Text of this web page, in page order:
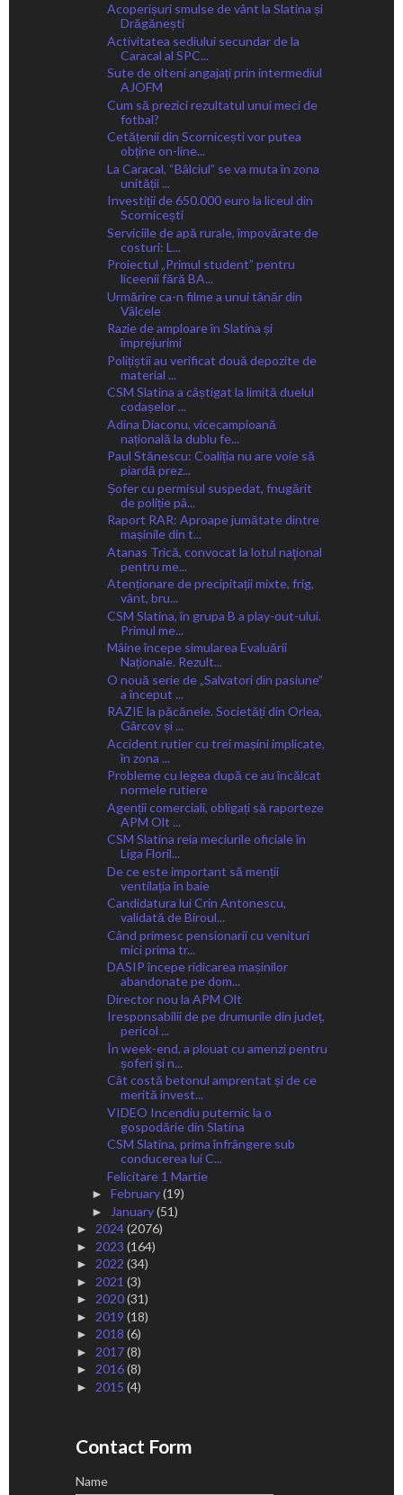
Acoperișuri smulse de vânt la Slatina și
Drăgănești
Activitatea sediului secundar de la
Caracal al SPC...
Sute de olteni angajați prin intermediul
AJOFM
Cum să prezici rezultatul unui meci de
fotbal?
Cetățenii din Scornicești vor putea
obține on-line...
La Caracal, “Bâlciul” se va muta în zona
unității ...
Investiții de 650.000 euro la liceul din
Scornicești
Serviciile de apă rurale, împovărate de
costuri: L...
Proiectul „Primul student” pentru
liceenii fără BA...
Urmărire ca-n filme a unui tânăr din
Vâlcele
Razie de amploare în Slatina și
împrejurimi
Polițiștii au verificat două depozite de
material ...
CSM Slatina a câștigat la limită duelul
codașelor ...
Adina Diaconu, vicecampioană
națională la dublu fe...
Paul Stănescu: Coaliția nu are voie să
piardă prez...
Șofer cu permisul suspedat, fnugărit
de poliție pâ...
Raport RAR: Aproape jumătate dintre
mașinile din t...
Atanas Trică, convocat la lotul naţional
pentru me...
Atenționare de precipitații mixte, frig,
vânt, bru...
CSM Slatina, în grupa B a play-out-ului.
Primul me...
Mâine începe simularea Evaluării
Naționale. Rezult...
O nouă serie de „Salvatori din pasiune”
a început ...
RAZIE la păcănele. Societăți din Orlea,
Gârcov și ...
Accident rutier cu trei mașini implicate,
în zona ...
Probleme cu legea după ce au încălcat
normele rutiere
Agenții comerciali, obligați să raporteze
APM Olt ...
CSM Slatina reia meciurile oficiale în
Liga Floril...
De ce este important să menții
ventilația în baie
Candidatura lui Crin Antonescu,
validată de Biroul...
Când primesc pensionarii cu venituri
mici prima tr...
DASIP începe ridicarea mașinilor
abandonate pe dom...
Director nou la APM Olt
Iresponsabilii de pe drumurile din județ,
pericol ...
În week-end, a plouat cu amenzi pentru
șoferi și n...
Cât costă betonul amprentat și de ce
merită invest...
VIDEO Incendiu puternic la o
gospodărie din Slatina
CSM Slatina, prima înfrângere sub
conducerea lui C...
Felicitare 1 Martie
► February(19)
► January(51)
► 2024(2076)
► 2023 (164)
► 2022 (34)
► 2021 (3)
► 2020(31)
► 2019 (18)
► 2018 (6)
► 2017(8)
► 2016(8)
► 2015 (4)
Contact Form
Name